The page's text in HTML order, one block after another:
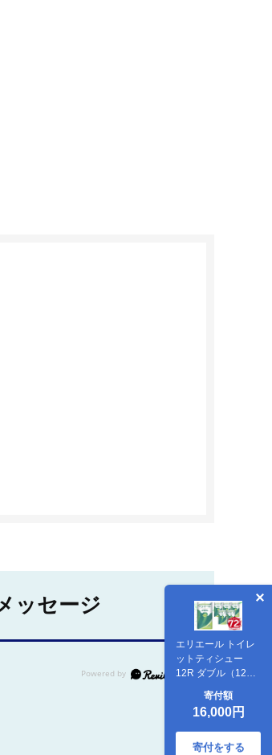
エリエール トイレ
ットティシュー
12R ダブル（12ロ
ール×6パック）| ト
イレットペーパー
【0095-004】
寄付額
16,000円
寄付をする
ッセージ